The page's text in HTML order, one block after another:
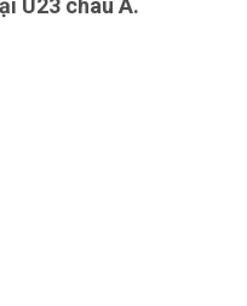
U23 châu Á.